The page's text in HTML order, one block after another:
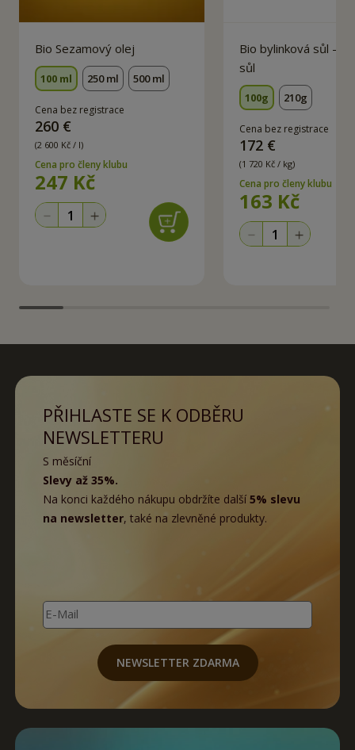
Bio Sezamový olej
100 ml 250 ml 500 ml
Cena bez registrace
260 €
(2 600 Kč / l)
Cena pro členy klubu
247 Kč
Bio bylinková sůl -
sůl
100g 210g
Cena bez registrace
172 €
(1 720 Kč / kg)
Cena pro členy klubu
163 Kč
PŘIHLASTE SE K ODBĚRU
NEWSLETTERU
S měsíční
Slevy až 35%.
Na konci každého nákupu obdržíte další 5% slevu
na newsletter, také na zlevněné produkty.
E-Mail
NEWSLETTER ZDARMA